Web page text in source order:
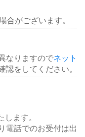
合がございます。
なりますのでネット
認をしてください。
ます。
電話でのお受付は出